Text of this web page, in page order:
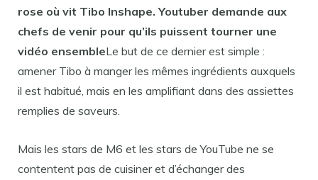
rose où vit Tibo Inshape. Youtuber demande aux
chefs de venir pour qu’ils puissent tourner une
vidéo ensembleLe but de ce dernier est simple :
amener Tibo à manger les mêmes ingrédients auxquels
il est habitué, mais en les amplifiant dans des assiettes
remplies de saveurs.
Mais les stars de M6 et les stars de YouTube ne se
contentent pas de cuisiner et d’échanger des